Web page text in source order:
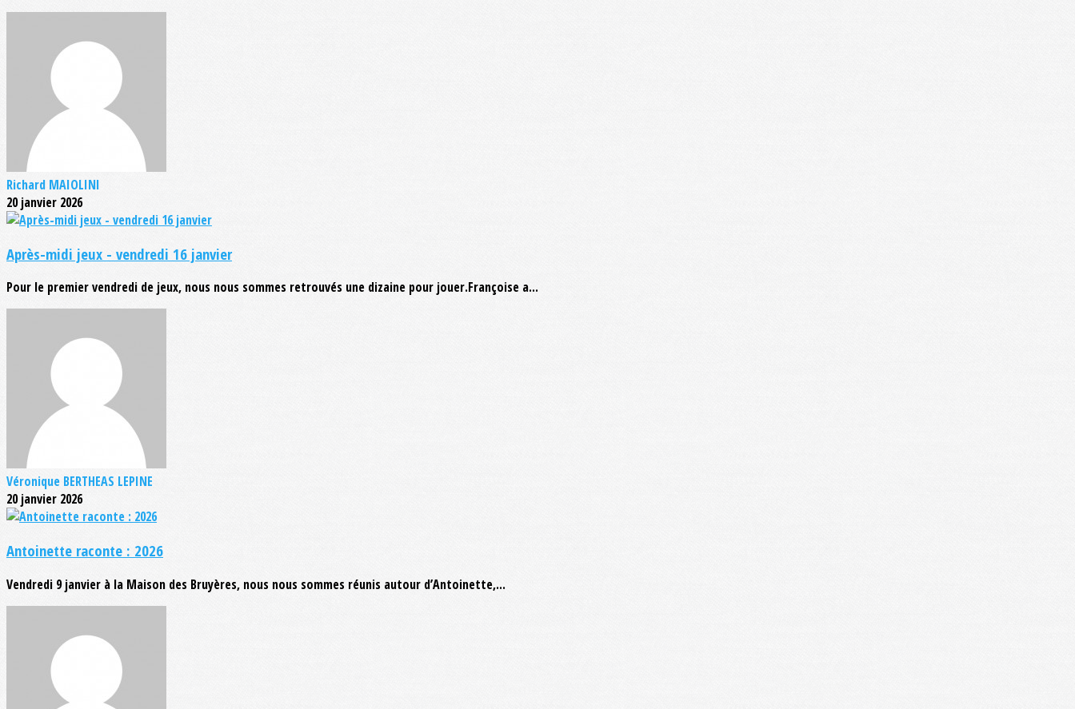
Richard MAIOLINI
20 janvier 2026
Après-midi jeux - vendredi 16 janvier
Pour le premier vendredi de jeux, nous nous sommes retrouvés une dizaine pour jouer.Françoise a...
Véronique BERTHEAS LEPINE
20 janvier 2026
Antoinette raconte : 2026
Vendredi 9 janvier à la Maison des Bruyères, nous nous sommes réunis autour d’Antoinette,...